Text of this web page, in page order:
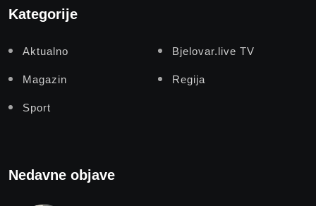
Kategorije
Aktualno Bjelovar.live TV
Magazin Regija
Sport
Nedavne objave